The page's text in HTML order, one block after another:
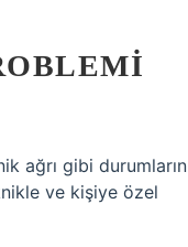
ağrı gibi durumların
ve kişiye özel